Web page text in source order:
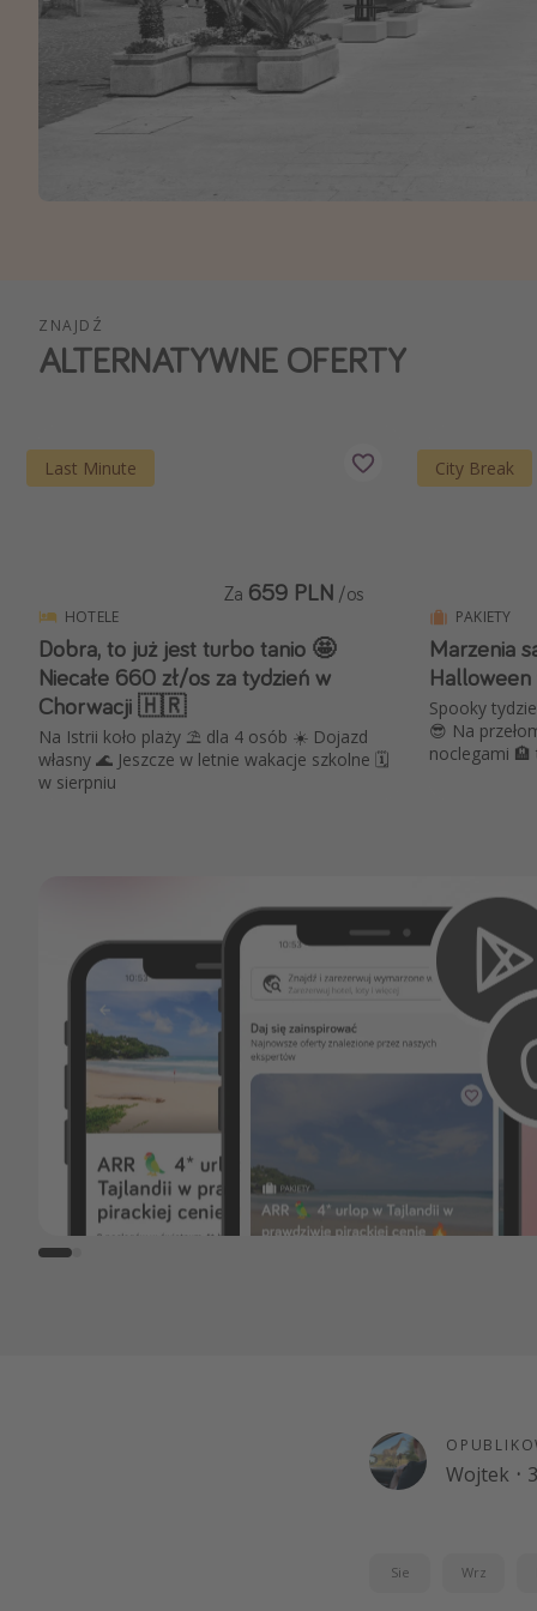
ZNAJDŹ
ALTERNATYWNE OFERTY
Last Minute
HOTELE
Dobra, to już jest turbo tanio 🤩
Niecałe 660 zł/os za tydzień w
Chorwacji 🇭🇷
Na Istrii koło plaży ⛱ dla 4 osób ☀️ Dojazd
własny 🌊 Jeszcze w letnie wakacje szkolne 🗓️
w sierpniu
Za 659 PLN /os
City Break
PAKIETY
Marzenia
Spooky
😎 Na
noclegami
Wojtek ·
Sie Wrz